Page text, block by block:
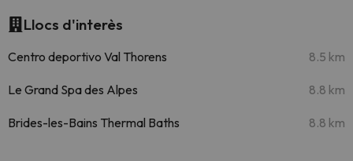
Llocs d'interès
Centro deportivo Val Thorens 8.5 km
Le Grand Spa des Alpes 8.8 km
Brides-les-Bains Thermal Baths 8.8 km